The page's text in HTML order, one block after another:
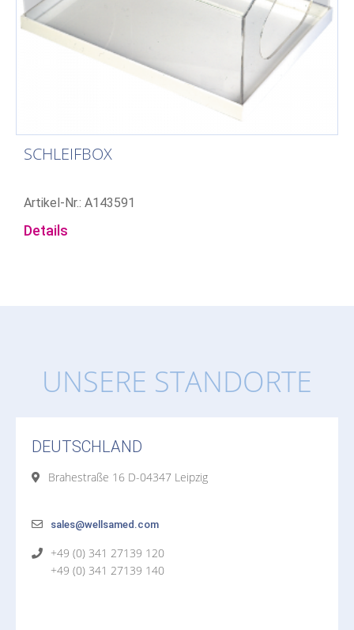
SCHLEIFBOX
Artikel-Nr.: A143591
Details
UNSERE STANDORTE
DEUTSCHLAND
Brahestraße 16 D-04347 Leipzig
sales@wellsamed.com
+49 (0) 341 27139 120
+49 (0) 341 27139 140